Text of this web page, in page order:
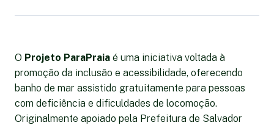
O Projeto ParaPraia é uma iniciativa voltada à
promoção da inclusão e acessibilidade, oferecendo
banho de mar assistido gratuitamente para pessoas
com deficiência e dificuldades de locomoção.
Originalmente apoiado pela Prefeitura de Salvador